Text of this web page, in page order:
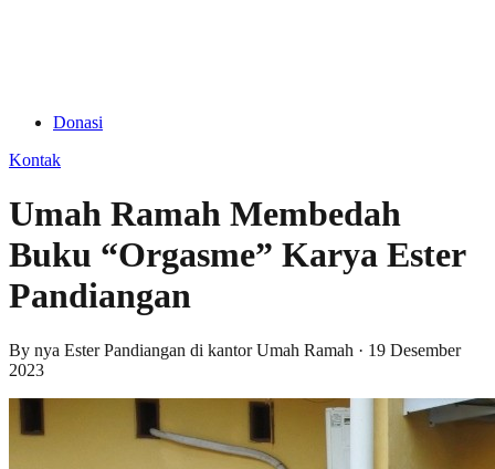
Donasi
Kontak
Umah Ramah Membedah
Buku “Orgasme” Karya Ester
Pandiangan
By nya Ester Pandiangan di kantor Umah Ramah · 19 Desember
2023